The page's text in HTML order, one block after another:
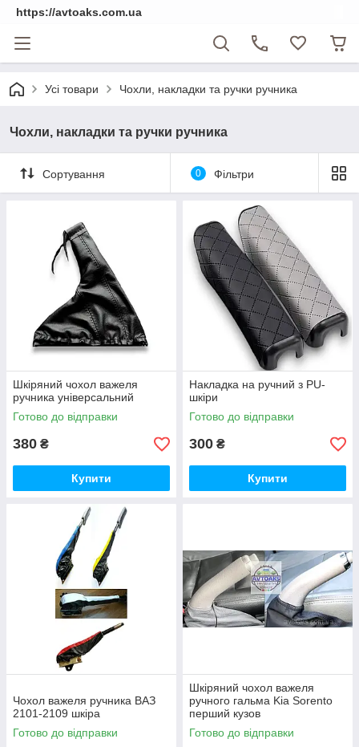
https://avtoaks.com.ua
Усі товари Чохли, накладки та ручки ручника
Чохли, накладки та ручки ручника
Сортування 0 Фільтри
Шкіряний чохол важеля
ручника універсальний
Готово до відправки
380 ₴
Купити
Накладка на ручний з PU-
шкіри
Готово до відправки
300 ₴
Купити
Чохол важеля ручника ВАЗ
2101-2109 шкіра
Готово до відправки
Шкіряний чохол важеля
ручного гальма Kia Sorento
перший кузов
Готово до відправки